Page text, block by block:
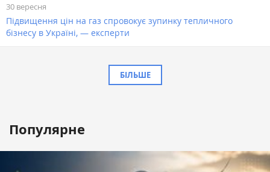
30 вересня
Підвищення цін на газ спровокує зупинку тепличного
бізнесу в Україні, — експерти
БІЛЬШЕ
Популярне